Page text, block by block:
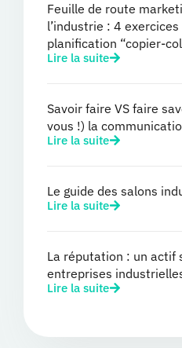
Feuille de route
l’industrie : 4
planification “copier-
Lire la suite
Savoir faire VS faire
vous !) la
Lire la suite
Le guide des salons
Lire la suite
La réputation : un actif
entreprises
Lire la suite